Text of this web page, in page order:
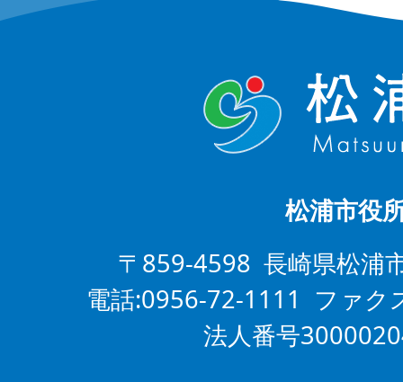
松浦市役
〒859-4598 長崎県松浦
電話:0956-72-1111 ファ
法人番号